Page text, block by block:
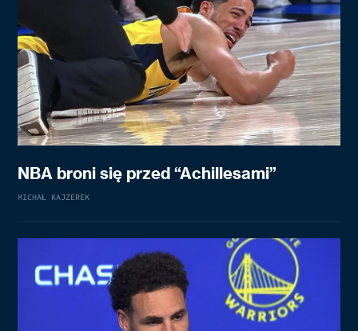
NBA broni się przed “Achillesami”
MICHAŁ KAJZEREK